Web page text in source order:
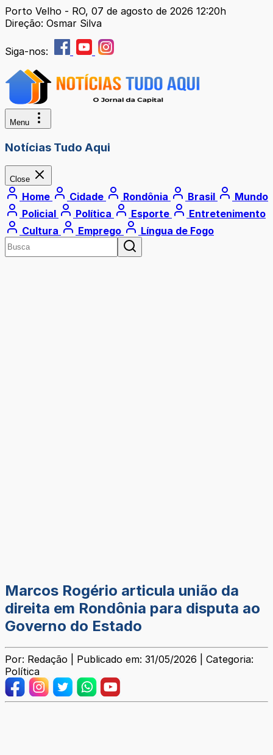
Porto Velho - RO, 07 de agosto de 2026 12:20h
Direção: Osmar Silva
Siga-nos:
Menu
Notícias Tudo Aqui
Close
Home Cidade Rondônia Brasil
Mundo
Policial
Política Esporte
Entretenimento
Cultura
Emprego Língua de Fogo
Marcos Rogério articula união da
direita em Rondônia para disputa ao
Governo do Estado
Por: Redação | Publicado em: 31/05/2026 | Categoria:
Política